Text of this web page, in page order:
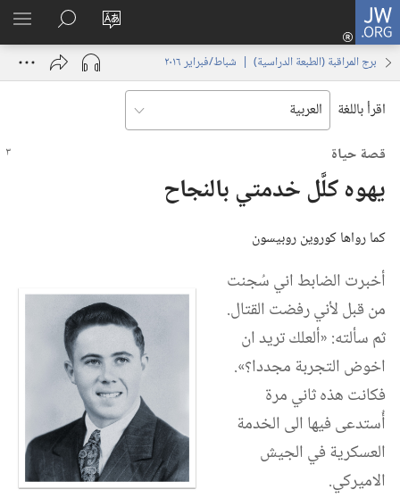
JW.ORG
تغيير
لغة
الموقع
تسجيل
الدخول
نافذة
البحث
في
JW.‎ORG
برج المراقبة (‏الطبعة الدراسية)‏ | ‏‎شباط/فبراير‏ ‏‎٢٠١٦‏
اقرأ باللغة
قصة حياة
يهوه كلَّل خدمتي بالنجاح
كما رواها كوروين روبيسون
أخبرت الضابط اني سُجنت
من قبل لأني رفضت القتال.‏
ثم سألته:‏ «ألعلك تريد ان
اخوض التجربة مجددا؟‏».‏
فكانت هذه ثاني مرة
أُستدعى فيها الى الخدمة
العسكرية في الجيش
الاميركي.‏